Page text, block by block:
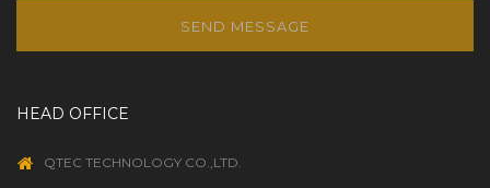
SEND MESSAGE
HEAD OFFICE
QTEC TECHNOLOGY CO.,LTD.